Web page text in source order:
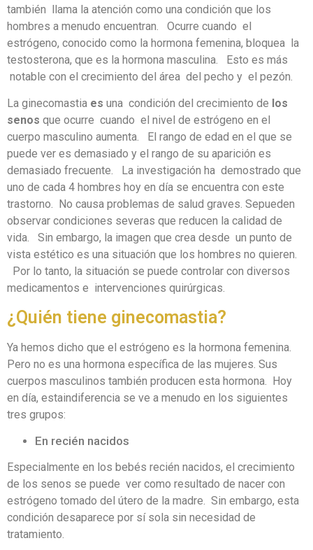
también llama la atención como una condición que los
hombres a menudo encuentran. Ocurre cuando el
estrógeno, conocido como la hormona femenina, bloquea la
testosterona, que es la hormona masculina. Esto es más
notable con el crecimiento del área del pecho y el pezón.
La ginecomastia es una condición del crecimiento de los
senos que ocurre cuando el nivel de estrógeno en el
cuerpo masculino aumenta. El rango de edad en el que se
puede ver es demasiado y el rango de su aparición es
demasiado frecuente. La investigación ha demostrado que
uno de cada 4 hombres hoy en día se encuentra con este
trastorno. No causa problemas de salud graves. Sepueden
observar condiciones severas que reducen la calidad de
vida. Sin embargo, la imagen que crea desde un punto de
vista estético es una situación que los hombres no quieren.
Por lo tanto, la situación se puede controlar con diversos
medicamentos e intervenciones quirúrgicas.
¿Quién tiene ginecomastia?
Ya hemos dicho que el estrógeno es la hormona femenina.
Pero no es una hormona específica de las mujeres. Sus
cuerpos masculinos también producen esta hormona. Hoy
en día, estaindiferencia se ve a menudo en los siguientes
tres grupos:
En recién nacidos
Especialmente en los bebés recién nacidos, el crecimiento
de los senos se puede ver como resultado de nacer con
estrógeno tomado del útero de la madre. Sin embargo, esta
condición desaparece por sí sola sin necesidad de
tratamiento.